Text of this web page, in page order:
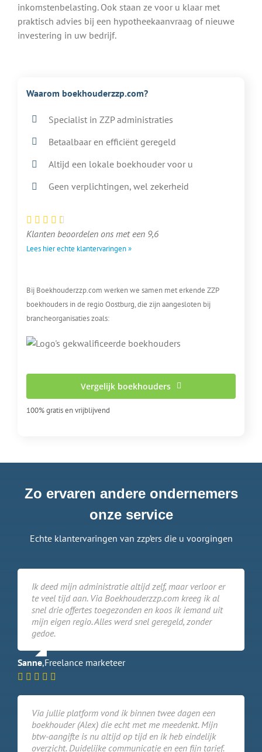
inkomstenbelasting. Ook staan ze voor u klaar met
praktisch advies bij een hypotheekaanvraag of nieuwe
investering in uw bedrijf.
Waarom boekhouderzzp.com?
Specialist in ZZP administraties
Betaalbaar en efficiënt geregeld
Altijd een lokale boekhouder voor u
Geen verplichtingen, wel zekerheid
Klanten beoordelen ons met een 9,6
Lees hier echte klantervaringen »
Bij Boekhouderzzp.com werken we samen met erkende ZZP
boekhouders in de regio Oostburg, die zijn aangesloten bij
brancheorganisaties zoals:
Vergelijk boekhouders
100% gratis en vrijblijvend
Zo ervaren andere ondernemers
onze service
Echte klantervaringen van zzp’ers die u voorgingen
Ik deed mijn administratie altijd zelf, maar verloor er
te veel tijd aan. Via Boekhouderzzp.com kreeg ik al
snel drie offertes toegezonden en koos ik iemand uit
mijn eigen regio. Alles werd snel geregeld, zonder
gedoe.
Sanne,Freelance marketeer
Via jullie platform vond ik binnen twee dagen een
boekhouder (Alex) die echt met me meedenkt. Mijn
btw-aangifte is nu altijd op tijd en ik heb eindelijk
overzicht. Duidelijke communicatie en een fijn tarief.